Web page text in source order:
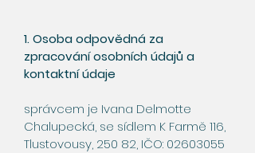
1. Osoba odpovědná za
zpracování osobních údajů a
kontaktní údaje
správcem je Ivana Delmotte
Chalupecká, se sídlem K Farmě 116,
Tlustovousy, 250 82, IČO: 02603055